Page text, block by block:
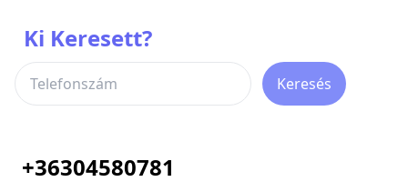
Ki Keresett?
Keresés
+36304580781